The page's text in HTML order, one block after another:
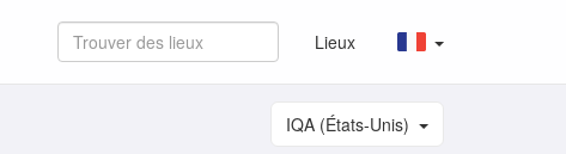
Lieux
IQA (États-Unis)